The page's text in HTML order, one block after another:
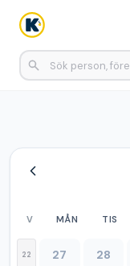
V MÅN TIS
22 27 28